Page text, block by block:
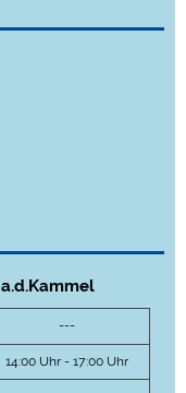
---
14:00 Uhr - 17:00 Uhr